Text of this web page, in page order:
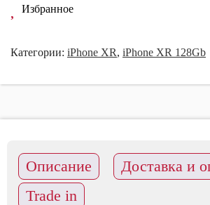
Избранное
Категории: iPhone XR, iPhone XR 128Gb
Описание
Доставка и
Trade in